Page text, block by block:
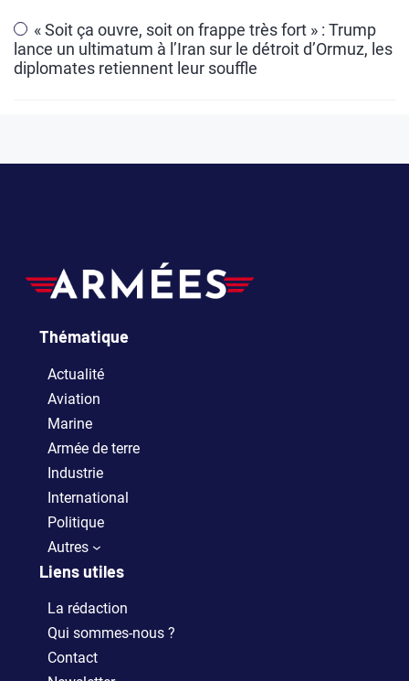
« Soit ça ouvre, soit on frappe très fort » : Trump
lance un ultimatum à l’Iran sur le détroit d’Ormuz, les
diplomates retiennent leur souffle
Thématique
Actualité
Aviation
Marine
Armée de terre
Industrie
International
Politique
Autres
Liens utiles
La rédaction
Qui sommes-nous ?
Contact